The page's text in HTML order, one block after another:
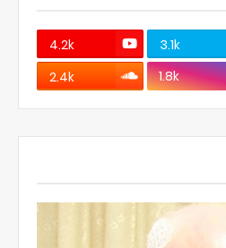
3.1k
4.2k
1.8k
2.4k